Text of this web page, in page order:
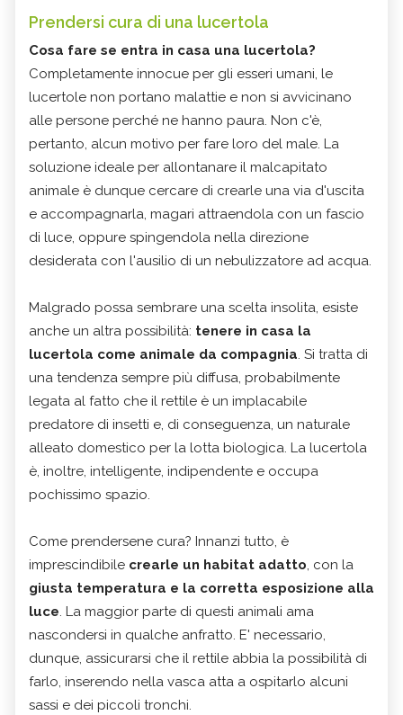
Prendersi cura di una lucertola
Cosa fare se entra in casa una lucertola?
Completamente innocue per gli esseri umani, le
lucertole non portano malattie e non si avvicinano
alle persone perché ne hanno paura. Non c'è,
pertanto, alcun motivo per fare loro del male. La
soluzione ideale per allontanare il malcapitato
animale è dunque cercare di crearle una via d'uscita
e accompagnarla, magari attraendola con un fascio
di luce, oppure spingendola nella direzione
desiderata con l'ausilio di un nebulizzatore ad acqua.
Malgrado possa sembrare una scelta insolita, esiste
anche un altra possibilità: tenere in casa la
lucertola come animale da compagnia. Si tratta di
una tendenza sempre più diffusa, probabilmente
legata al fatto che il rettile è un implacabile
predatore di insetti e, di conseguenza, un naturale
alleato domestico per la lotta biologica. La lucertola
è, inoltre, intelligente, indipendente e occupa
pochissimo spazio.
Come prendersene cura? Innanzi tutto, è
imprescindibile crearle un habitat adatto, con la
giusta temperatura e la corretta esposizione alla
luce. La maggior parte di questi animali ama
nascondersi in qualche anfratto. E' necessario,
dunque, assicurarsi che il rettile abbia la possibilità di
farlo, inserendo nella vasca atta a ospitarlo alcuni
sassi e dei piccoli tronchi.